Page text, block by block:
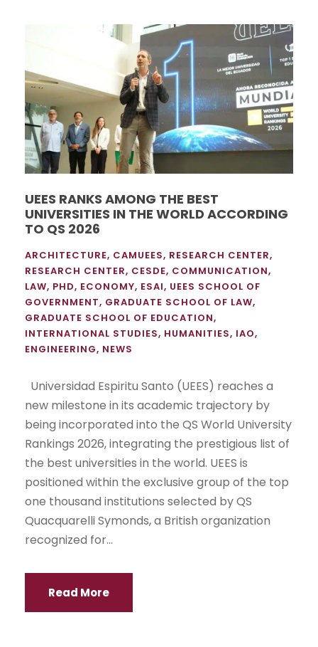
UEES RANKS AMONG THE BEST
UNIVERSITIES IN THE WORLD ACCORDING
TO QS 2026
ARCHITECTURE, CAMUEES, RESEARCH CENTER,
RESEARCH CENTER, CESDE, COMMUNICATION,
LAW, PHD, ECONOMY, ESAI, UEES SCHOOL OF
GOVERNMENT, GRADUATE SCHOOL OF LAW,
GRADUATE SCHOOL OF EDUCATION,
INTERNATIONAL STUDIES, HUMANITIES, IAO,
ENGINEERING, NEWS
Universidad Espiritu Santo (UEES) reaches a
new milestone in its academic trajectory by
being incorporated into the QS World University
Rankings 2026, integrating the prestigious list of
the best universities in the world. UEES is
positioned within the exclusive group of the top
one thousand institutions selected by QS
Quacquarelli Symonds, a British organization
recognized for...
Read More